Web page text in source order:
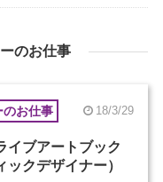
のお仕事
のお仕事 18/3/29
イブアートブック
ックデザイナー）